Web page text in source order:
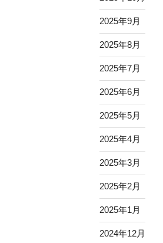
2025年9月
2025年8月
2025年7月
2025年6月
2025年5月
2025年4月
2025年3月
2025年2月
2025年1月
2024年12月